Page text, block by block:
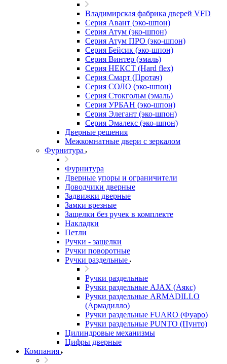
Владимирская фабрика дверей VFD
Серия Авант (эко-шпон)
Серия Атум (эко-шпон)
Серия Атум ПРО (эко-шпон)
Серия Бейсик (эко-шпон)
Серия Винтер (эмаль)
Серия НЕКСТ (Hard flex)
Серия Смарт (Протач)
Серия СОЛО (эко-шпон)
Серия Стокгольм (эмаль)
Серия УРБАН (эко-шпон)
Серия Элегант (эко-шпон)
Серия Эмалекс (эко-шпон)
Дверные решения
Межкомнатные двери c зеркалом
Фурнитура
Фурнитура
Дверные упоры и ограничители
Доводчики дверные
Задвижки дверные
Замки врезные
Защелки без ручек в комплекте
Накладки
Петли
Ручки - защелки
Ручки поворотные
Ручки раздельные
Ручки раздельные
Ручки раздельные AJAX (Аякс)
Ручки раздельные ARMADILLO
(Армадилло)
Ручки раздельные FUARO (Фуаро)
Ручки раздельные PUNTO (Пунто)
Цилиндровые механизмы
Цифры дверные
Компания